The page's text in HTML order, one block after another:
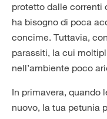
protetto dalle correnti
ha bisogno di poca
concime. Tuttavia,
parassiti, la cui
nell’ambiente poco
In primavera, quando
nuovo, la tua petunia